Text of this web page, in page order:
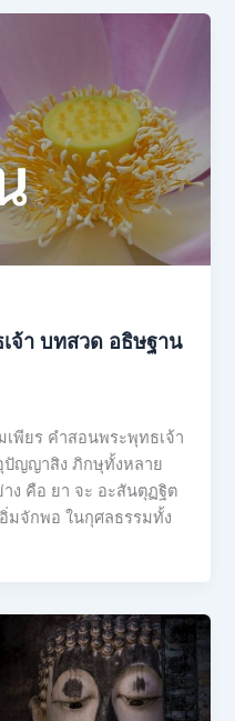
จ้า บทสวด อธิษฐาน
พียร คําสอนพระพุทธเจ้า
ปัญญาสิง ภิกษุทั้งหลาย
าง คือ ยา จะ อะสันตุฏฐิต
มจักพอ ในกุศลธรรมทั้ง